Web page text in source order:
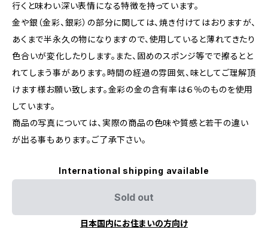
行くと味わい深い表情になる特徴を持っています。
金や銀（金彩、銀彩）の部分に関しては、焼き付けてはおりますが、
あくまで半永久の物になりますので、使用していると薄れてきたり
色合いが変化したりします。また、固めのスポンジ等でで擦るとと
れてしまう事があります。時間の経過の雰囲気、味としてご理解頂
けます様お願い致します。金彩の金の含有率は６％のものを使用
しています。
商品の写真については、実際の商品の色味や質感と若干の違い
が出る事もあります。ご了承下さい。
International shipping available
Sold out
日本国内にお住まいの方向け